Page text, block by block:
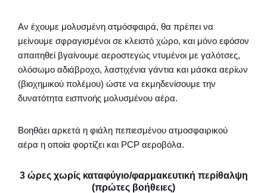
Αν έχουμε μολυσμένη ατμόσφαιρά, θα πρέπει να
μείνουμε σφραγισμένοι σε κλειστό χώρο, και μόνο εφόσον
απαιτηθεί βγαίνουμε αεροστεγώς ντυμένοι με γαλότσες,
ολόσωμο αδιάβροχο, λαστιχένια γάντια και μάσκα αερίων
(βιοχημικού πολέμου) ώστε να εκμηδενίσουμε την
δυνατότητα εισπνοής μολυσμένου αέρα.
Βοηθάει αρκετά η φιάλη πεπιεσμένου ατμοσφαιρικού
αέρα η οποία φορτίζει και PCP αεροβόλα.
3 ώρες χωρίς καταφύγιο/φαρμακευτική περίθαλψη
(πρώτες βοήθειες)